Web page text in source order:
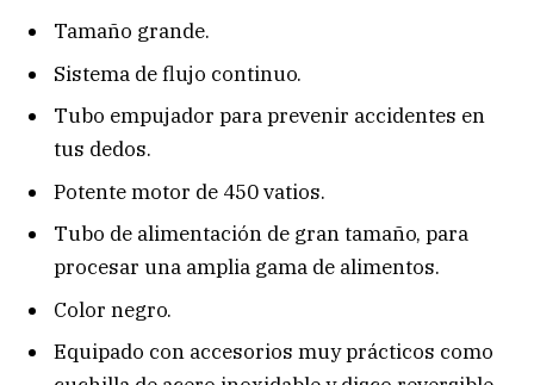
Tamaño grande.
Sistema de flujo continuo.
Tubo empujador para prevenir accidentes en
tus dedos.
Potente motor de 450 vatios.
Tubo de alimentación de gran tamaño, para
procesar una amplia gama de alimentos.
Color negro.
Equipado con accesorios muy prácticos como